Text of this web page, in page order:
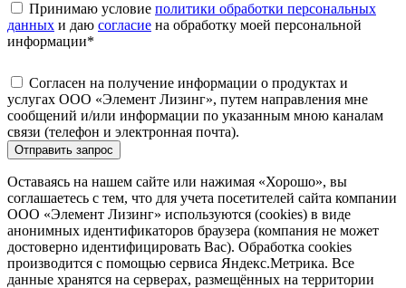
Принимаю условие политики обработки персональных
данных и даю согласие на обработку моей персональной
информации*
Согласен на получение информации о продуктах и
услугах ООО «Элемент Лизинг», путем направления мне
сообщений и/или информации по указанным мною каналам
связи (телефон и электронная почта).
Отправить запрос
Оставаясь на нашем сайте или нажимая «Хорошо», вы
соглашаетесь с тем, что для учета посетителей сайта компании
ООО «Элемент Лизинг» используются (cookies) в виде
анонимных идентификаторов браузера (компания не может
достоверно идентифицировать Вас). Обработка cookies
производится с помощью сервиса Яндекс.Метрика. Все
данные хранятся на серверах, размещённых на территории